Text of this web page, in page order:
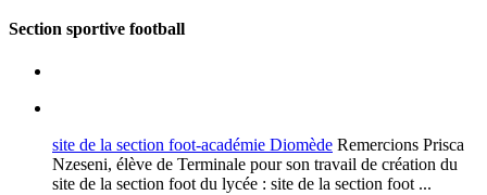
Section sportive football
site de la section foot-académie Diomède Remercions Prisca
Nzeseni, élève de Terminale pour son travail de création du
site de la section foot du lycée : site de la section foot ...